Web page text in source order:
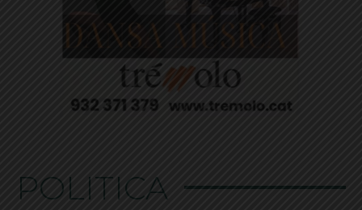
POLÍTICA